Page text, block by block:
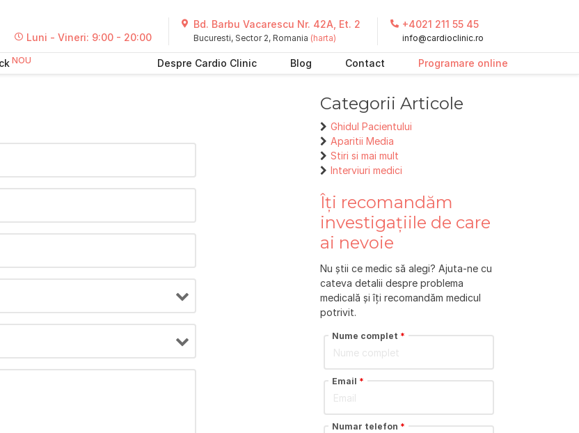
Luni - Vineri: 9:00 - 20:00
Bd. Barbu Vacarescu Nr. 42A, Et. 2
Bucuresti, Sector 2, Romania (harta)
+4021 211 55 45
info@cardioclinic.ro
Despre Cardio Clinic Blog Contact Programare online
Categorii Articole
Ghidul Pacientului
Aparitii Media
Stiri si mai mult
Interviuri medici
Îți recomandăm
investigațiile de care
ai nevoie
Nu știi ce medic să alegi? Ajuta-ne cu
cateva detalii despre problema
medicală și îți recomandăm medicul
potrivit.
Nume complet *
Email *
Numar telefon *